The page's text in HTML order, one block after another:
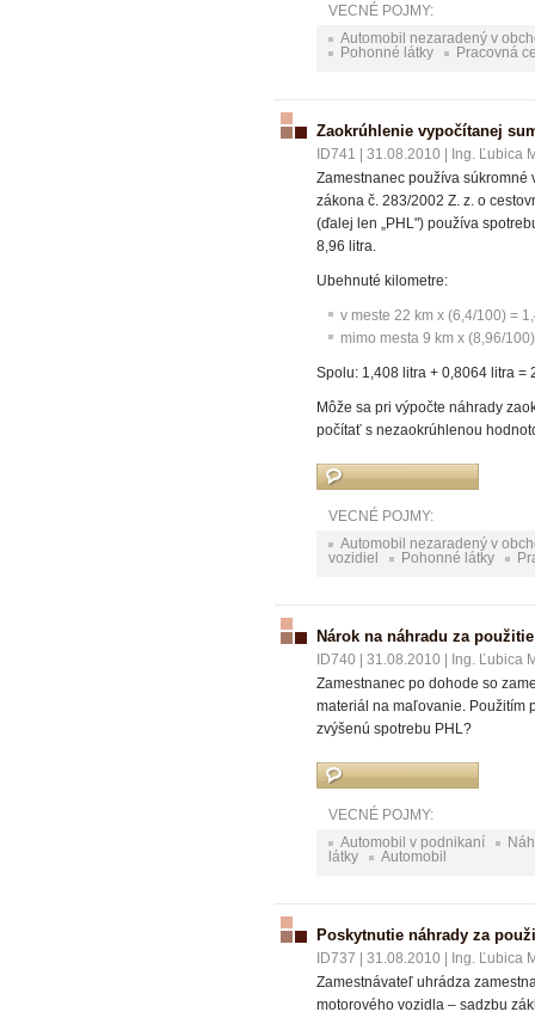
VECNÉ POJMY:
Automobil nezaradený v
Pohonné látky
Pracovná
Zaokrúhlenie vypočítanej
ID741 31.08.2010
Ing. Ľubica
Zamestnanec používa súkromné
zákona č. 283/2002 Z. z. o
(ďalej len „PHL") používa
8,96 litra.
Ubehnuté kilometre:
v meste 22 km x (6,4/100) =
mimo mesta 9 km x (8,96/
Spolu: 1,408 litra + 0,8064 litra =
Môže sa pri výpočte náhrady
počítať s nezaokrúhlenou
VECNÉ POJMY:
Automobil nezaradený v
vozidiel
Pohonné látky
Nárok na náhradu za
ID740 31.08.2010
Ing. Ľubica
Zamestnanec po dohode so
materiál na maľovanie. Použitím
zvýšenú spotrebu PHL?
VECNÉ POJMY:
Automobil v podnikaní
látky
Automobil
Poskytnutie náhrady za
ID737 31.08.2010
Ing. Ľubica
Zamestnávateľ uhrádza
motorového vozidla – sadzbu